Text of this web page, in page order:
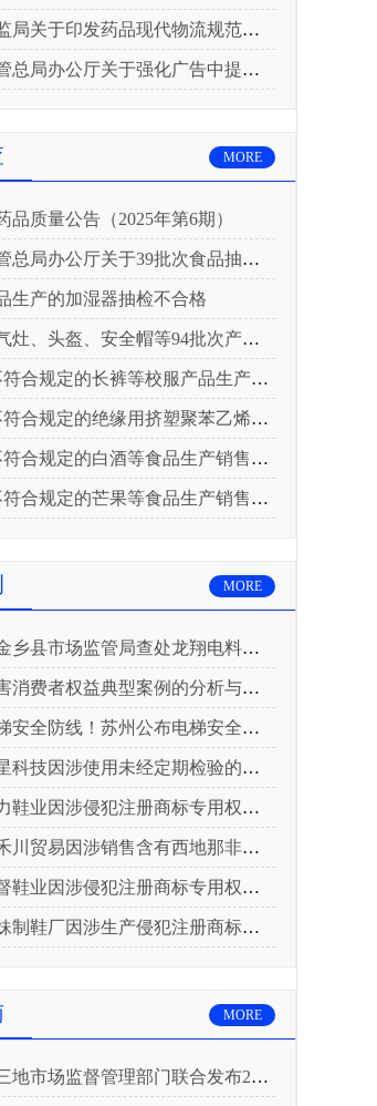
于印发药品现代物流规范化建设指导意见的通知
办公厅关于强化广告中提示性用语监管工作的通知
MORE
品质量公告（2025年第6期）
办公厅关于39批次食品抽检不合格情况的通报
生产的加湿器抽检不合格
、头盔、安全帽等94批次产品抽查不合格！
的长裤等校服产品生产销售企业被济南市市场监管局通报！
用挤塑聚苯乙烯泡沫板（XPS）等产品生产销售企业被广元市市场监督管理局通报！
的白酒等食品生产销售企业被重庆市市场监督管理局通告！
的芒果等食品生产销售企业被长治市屯留区市场监督管理局公告！
MORE
场监管局查处龙翔电料批发部非法销售电线电缆案
消费者权益典型案例的分析与启示
全防线！苏州公布电梯安全领域典型案例
技因涉使用未经定期检验的压力管道被查
鞋业因涉侵犯注册商标专用权被查
贸易因涉销售含有西地那非的保健食品被查
鞋业因涉侵犯注册商标专用权被查
厂因涉生产侵犯注册商标专用权的产品被查
MORE
场监督管理部门联合发布2026年春节期间消费提示